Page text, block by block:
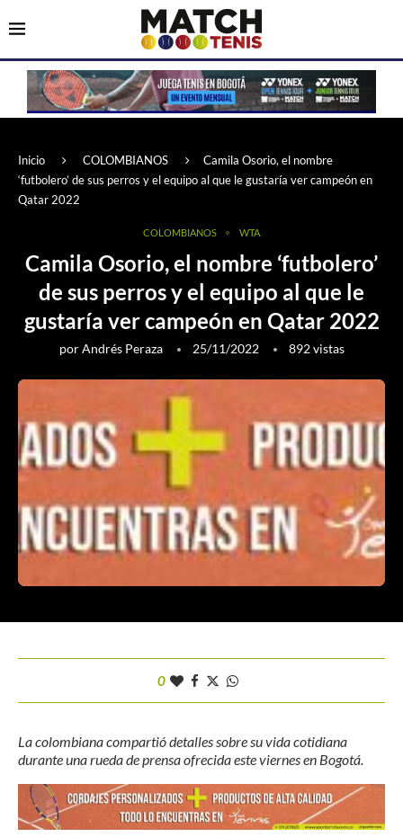
Inicio COLOMBIANOS
Camila Osorio, el nombre
‘futbolero’ de sus perros y el equipo al que le gustaría ver campeón en
Qatar 2022
COLOMBIANOS WTA
Camila Osorio, el nombre ‘futbolero’
de sus perros y el equipo al que le
gustaría ver campeón en Qatar 2022
porAndrés Peraza 25/11/2022 892vistas
0
La colombiana compartió detalles sobre su vida cotidiana
durante una rueda de prensa ofrecida este viernes en Bogotá.